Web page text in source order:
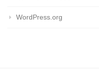
WordPress.org